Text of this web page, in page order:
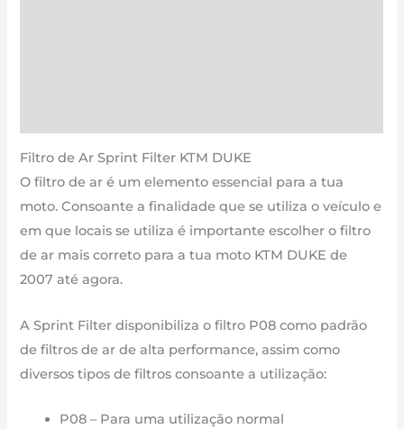
até
agora
Filtro de Ar Sprint Filter KTM DUKE
O filtro de ar é um elemento essencial para a tua
moto. Consoante a finalidade que se utiliza o veículo e
em que locais se utiliza é importante escolher o filtro
de ar mais correto para a tua moto KTM DUKE de
2007 até agora.
A Sprint Filter disponibiliza o filtro P08 como padrão
de filtros de ar de alta performance, assim como
diversos tipos de filtros consoante a utilização:
P08 – Para uma utilização normal